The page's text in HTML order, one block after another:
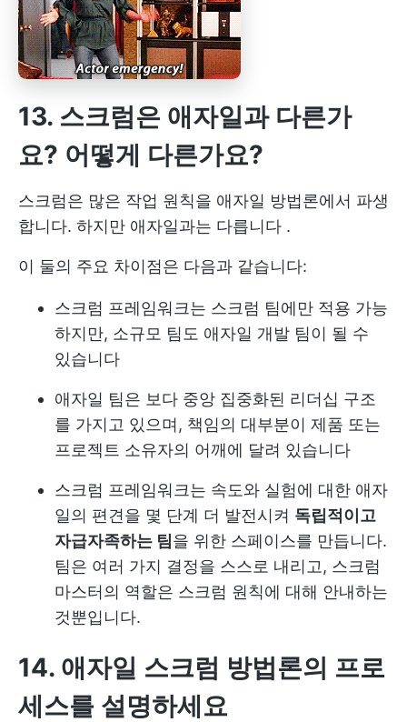
13. 스크럼은 애자일과 다른가
요? 어떻게 다른가요?
스크럼은 많은 작업 원칙을 애자일 방법론에서 파생
합니다. 하지만 애자일과는 다릅니다 .
이 둘의 주요 차이점은 다음과 같습니다:
스크럼 프레임워크는 스크럼 팀에만 적용 가능
하지만, 소규모 팀도 애자일 개발 팀이 될 수
있습니다
애자일 팀은 보다 중앙 집중화된 리더십 구조
를 가지고 있으며, 책임의 대부분이 제품 또는
프로젝트 소유자의 어깨에 달려 있습니다
스크럼 프레임워크는 속도와 실험에 대한 애자
일의 편견을 몇 단계 더 발전시켜 독립적이고
자급자족하는 팀을 위한 스페이스를 만듭니다.
팀은 여러 가지 결정을 스스로 내리고, 스크럼
마스터의 역할은 스크럼 원칙에 대해 안내하는
것뿐입니다.
14. 애자일 스크럼 방법론의 프로
세스를 설명하세요